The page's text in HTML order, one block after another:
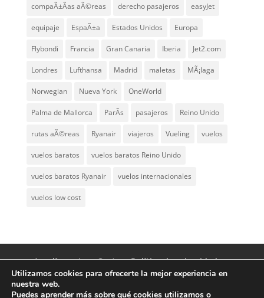
compaÃ±Ã­as aÃ©reas derecho pasajeros easyJet
equipaje EspaÃ±a Estados Unidos Europa
Flybondi Francia Gran Canaria Iberia Jet2.com
Londres Lufthansa Madrid maletas MÃ¡laga
Norwegian Nueva York OneWorld
Palma de Mallorca ParÃ­s pasajeros Reino Unido
rutas aÃ©reas Ryanair viajeros Vueling vuelos
vuelos baratos vuelos baratos Reino Unido
vuelos baratos Ryanair vuelos internacionales
vuelos low cost
Aerolíneas Low Cost
Política de privacidad
Aviso Legal
Contacto
Utilizamos cookies para ofrecerte la mejor experiencia en
nuestra web.
Puedes aprender más sobre qué cookies utilizamos o